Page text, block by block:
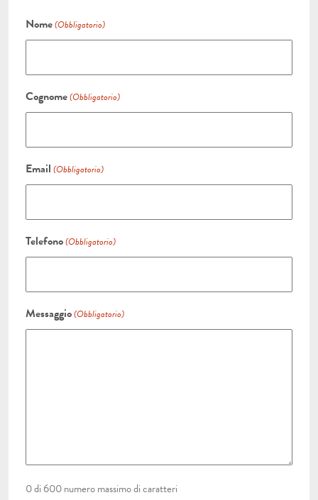
Nome(Obbligatorio)
Cognome(Obbligatorio)
Email (Obbligatorio)
Telefono(Obbligatorio)
Messaggio(Obbligatorio)
0 di 600 numero massimo di caratteri